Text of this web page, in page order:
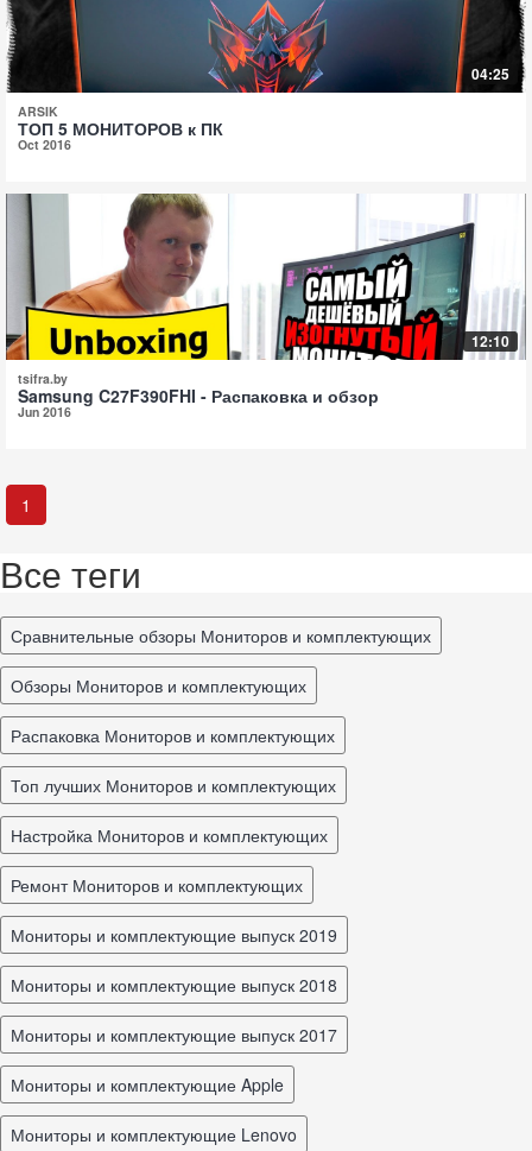
04:25
ARSIK
ТОП 5 МОНИТОРОВ к ПК
Oct 2016
12:10
tsifra.by
Samsung C27F390FHI - Распаковка и обзор
Jun 2016
1
Все теги
Сравнительные обзоры Мониторов и комплектующих
обзоры Мониторов и комплектующих
распаковка Мониторов и комплектующих
топ лучших Мониторов и комплектующих
настройка Мониторов и комплектующих
ремонт Мониторов и комплектующих
Мониторы и комплектующие выпуск 2019
Мониторы и комплектующие выпуск 2018
Мониторы и комплектующие выпуск 2017
Мониторы и комплектующие Apple
Мониторы и комплектующие Lenovo